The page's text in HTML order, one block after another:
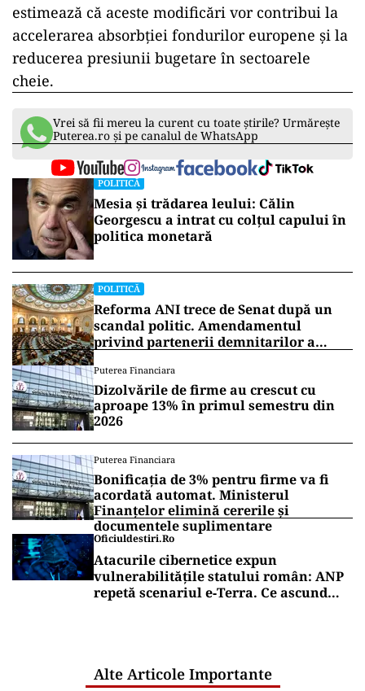
estimează că aceste modificări vor contribui la
accelerarea absorbției fondurilor europene și la
reducerea presiunii bugetare în sectoarele
cheie.
Vrei să fii mereu la curent cu toate știrile? Urmărește
Puterea.ro și pe canalul de WhatsApp
POLITICĂ
Mesia și trădarea leului: Călin
Georgescu a intrat cu colțul capului în
politica monetară
POLITICĂ
Reforma ANI trece de Senat după un
scandal politic. Amendamentul
privind partenerii demnitarilor a
Puterea Financiara
Dizolvările de firme au crescut cu
aproape 13% în primul semestru din
2026
Puterea Financiara
Bonificația de 3% pentru firme va fi
acordată automat. Ministerul
Finanțelor elimină cererile și
documentele suplimentare
Oficiuldestiri.ro
Atacurile cibernetice expun
vulnerabilitățile statului român: ANP
repetă scenariul e‑Terra. Ce ascund
Alte Articole Importante